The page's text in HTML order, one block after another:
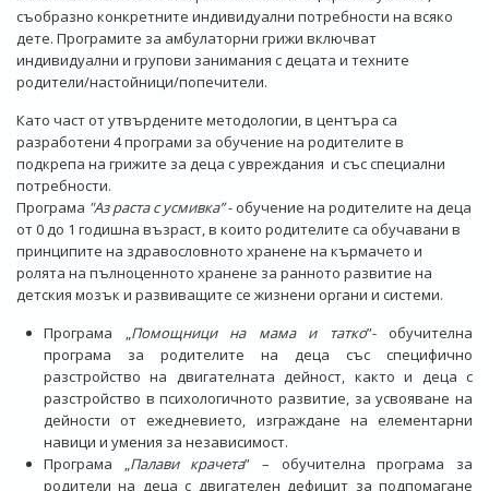
съобразно конкретните индивидуални потребности на всяко
дете. Програмите за амбулаторни грижи включват
индивидуални и групови занимания с децата и техните
родители/настойници/попечители.
Като част от утвърдените методологии, в центъра са
разработени 4 програми за обучение на родителите в
подкрепа на грижите за деца с увреждания и със специални
потребности.
Програма "Аз раста с усмивка”- обучение на родителите на деца
от 0 до 1 годишна възраст, в които родителите са обучавани в
принципите на здравословното хранене на кърмачето и
ролята на пълноценното хранене за ранното развитие на
детския мозък и развиващите се жизнени органи и системи.
Програма „ Помощници на мама и татко”- обучителна
програма за родителите на деца със специфично
разстройство на двигателната дейност, както и деца с
разстройство в психологичното развитие, за усвояване на
дейности от ежедневието, изграждане на елементарни
навици и умения за независимост.
Програма „ Палави крачета” – обучителна програма за
родители на деца с двигателен дефицит за подпомагане